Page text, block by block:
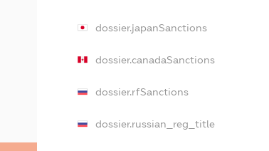
dossier.japanSanctions
dossier.canadaSanctions
dossier.rfSanctions
dossier.russian_reg_title